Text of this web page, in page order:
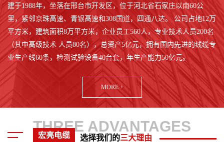
建于1988年，坐落在邢台市开发区，位于河北省石家庄以南60公
里，紧邻京珠高速、青银髙速和308国道，四通八达。 公司占地12万
平方米，建筑面积8万平方米，企业员工560人，专业技术人员200名
（其中髙级技术 人员80名），总资产5亿元，拥有国内先进的线缆专
业生产线60条，检测试验设备40台套，年生产能力50亿元。
MORE +
THREE ADVANTAGES
宏亮电缆 选择我们的三大理由